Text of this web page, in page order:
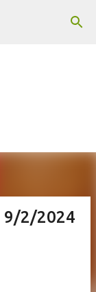
9/2/2024